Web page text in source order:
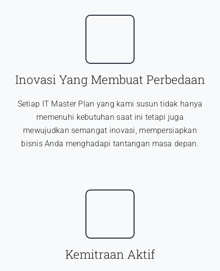
Inovasi Yang Membuat Perbedaan
Setiap IT Master Plan yang kami susun tidak hanya
memenuhi kebutuhan saat ini tetapi juga
mewujudkan semangat inovasi, mempersiapkan
bisnis Anda menghadapi tantangan masa depan.
Kemitraan Aktif